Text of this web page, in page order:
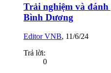
Trải nghiệm và
Bình Dương
Editor VNB, 11/6/24
Trả lời:
0